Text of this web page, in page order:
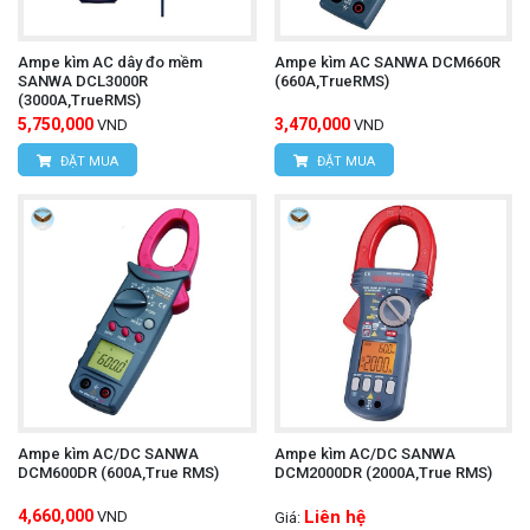
Chọn chế độ đo lường:Nhấn nút chức năng để
chọn chế độ đo lường mong muốn (đo dòng điện
AC, điện áp AC, công suất, điện trở, tần số,
diode, thông mạch, đo nhiệt độ).
Mở kìm:Mở kẹp kìm và kẹp chặt dây dẫn điện
cần đo.
Quan sát kết quả đo lường:
Màn hình LCD sẽ
hiển thị giá trị đo lường của đại lượng được đo.
Lưu trữ dữ liệu:
Lưu trữ dữ liệu đo lường vào
bộ nhớ máy hoặc thẻ nhớ (nếu có).
Để mua được
ampe kìm UNI-T UT220
Ampe kìm AC dây đo mềm
SANWA DCL3000R
(3000A,TrueRMS)
5,750,000 VND
ĐẶT MUA
Ampe kìm AC SANWA DCM660R
(660A,TrueRMS)
3,470,000 VND
ĐẶT MUA
Ampe kìm AC/DC SANWA
DCM600DR (600A,True RMS)
4,660,000 VND
Ampe kìm AC/DC SANWA
DCM2000DR (2000A,True RMS)
Giá: Liên hệ